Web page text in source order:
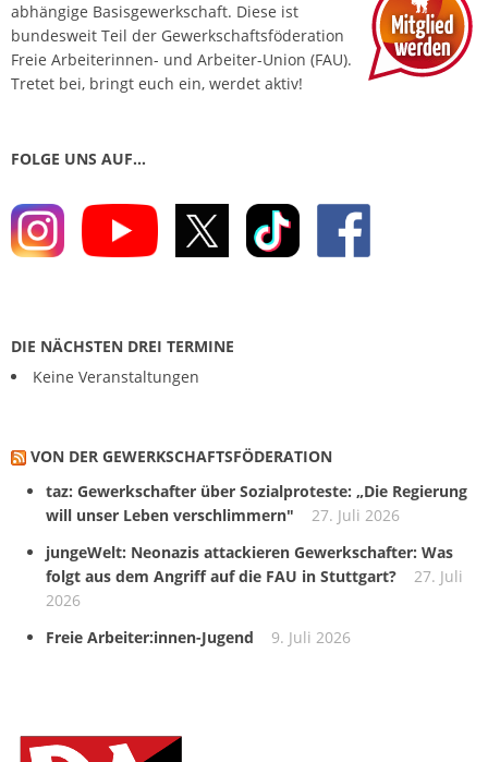
abhängige Basis­gewerkschaft. Diese ist
bundesweit Teil der Gewerkschafts­föderation
Freie Arbeiterinnen- und Arbeiter-Union (FAU).
Tretet bei, bringt euch ein, werdet aktiv!
FOLGE UNS AUF…
DIE NÄCHSTEN DREI TERMINE
Keine Veranstaltungen
VON DER GEWERKSCHAFTS­FÖDERATION
taz: Gewerkschafter über Sozialproteste: „Die Regierung
will unser Leben verschlimmern"
27. Juli 2026
jungeWelt: Neonazis attackieren Gewerkschafter: Was
folgt aus dem Angriff auf die FAU in Stuttgart?
27. Juli
2026
Freie Arbeiter:innen-Jugend
9. Juli 2026